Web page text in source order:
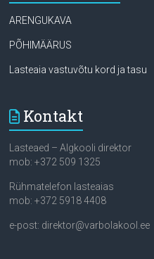
ARENGUKAVA
PÕHIMÄÄRUS
Lasteaia vastuvõtu kord ja tasu
Kontakt
Lasteaed – Algkooli direktor
mob: +372 509 1325
Rühmatelefon lasteaias
mob: +372 5918 4408
e-post: direktor@varbolakool.ee